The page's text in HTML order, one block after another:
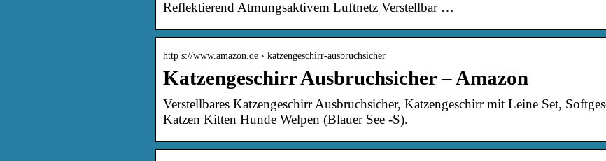
Reflektierend Atmungsaktivem Luftnetz Verstellbar …
http s://www.amazon.de › katzengeschirr-ausbruchsicher
Katzengeschirr Ausbruchsicher – Amazon
Verstellbares Katzengeschirr Ausbruchsicher, Katzengeschirr mit Leine Set,
Katzen Kitten Hunde Welpen (Blauer See -S).